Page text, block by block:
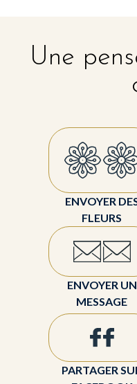
Une
ENVOYER
FLEURS
ENVOYER UN
MESSAGE
PARTAGER